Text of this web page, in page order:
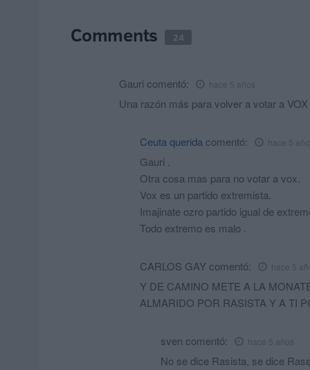
Comments 24
Gauri comentó: hace 5 años
Una razón más para volver a votar a VOX
Ceuta querida comentó: hace 5 años
Gauri .
Otra cosa mas para no votar a vox.
Vox es un partido extremista.
Imajinate ozro partido igual de
Todo extremo es malo .
CARLOS GAY comentó: hace 5
Y DE CAMINO METE A LA
ALMARIDO POR RASISTA Y A TI
sven comentó: hace 5 años
No se dice Rasista, se dice